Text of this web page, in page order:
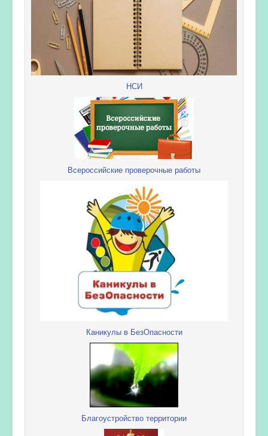
НСИ
Всероссийские проверочные работы
Каникулы в БезОпасности
Благоустройство территории